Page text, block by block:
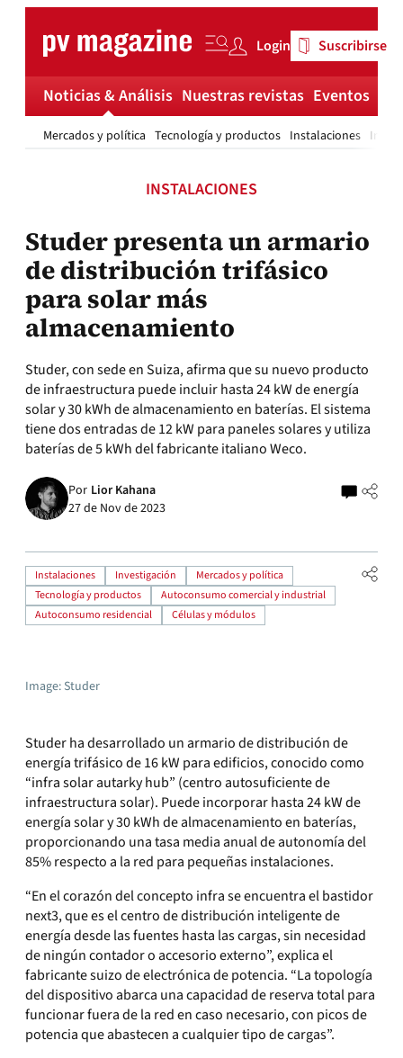
content
Login Suscribirse
Noticias & Análisis
Mercados y política Tecnología y productos Instalaciones
Nuestras revistas Eventos
INSTALACIONES
Studer presenta un armario
de distribución trifásico
para solar más
almacenamiento
Studer, con sede en Suiza, afirma que su nuevo producto
de infraestructura puede incluir hasta 24 kW de energía
solar y 30 kWh de almacenamiento en baterías. El sistema
tiene dos entradas de 12 kW para paneles solares y utiliza
baterías de 5 kWh del fabricante italiano Weco.
Por Lior Kahana
27 de Nov de 2023
Instalaciones Investigación
Mercados y política
Tecnología y productos
Autoconsumo comercial y industrial
Autoconsumo residencial
Células y módulos
Image: Studer
Studer ha desarrollado un armario de distribución de
energía trifásico de 16 kW para edificios, conocido como
“infra solar autarky hub” (centro autosuficiente de
infraestructura solar). Puede incorporar hasta 24 kW de
energía solar y 30 kWh de almacenamiento en baterías,
proporcionando una tasa media anual de autonomía del
85% respecto a la red para pequeñas instalaciones.
“En el corazón del concepto infra se encuentra el bastidor
next3, que es el centro de distribución inteligente de
energía desde las fuentes hasta las cargas, sin necesidad
de ningún contador o accesorio externo”, explica el
fabricante suizo de electrónica de potencia. “La topología
del dispositivo abarca una capacidad de reserva total para
funcionar fuera de la red en caso necesario, con picos de
potencia que abastecen a cualquier tipo de cargas”.